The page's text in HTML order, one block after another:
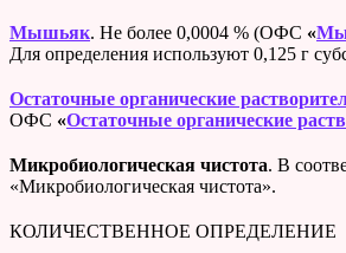
Мышьяк. Не более 0,0004 % (ОФС «
Для определения используют 0,125 г
Остаточные органические
ОФС «Остаточные органические
Микробиологическая чистота. В
«Микробиологическая чистота».
КОЛИЧЕСТВЕННОЕ ОПРЕДЕЛЕНИЕ